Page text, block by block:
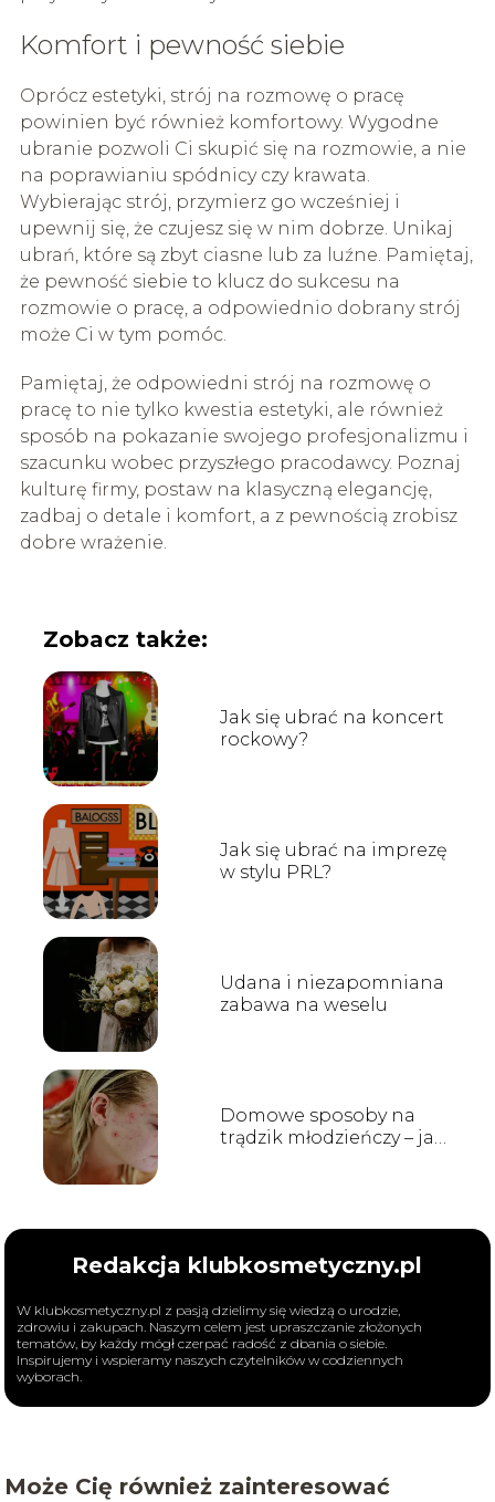
Komfort i pewność siebie
Oprócz estetyki, strój na rozmowę o pracę
powinien być również komfortowy. Wygodne
ubranie pozwoli Ci skupić się na rozmowie, a nie
na poprawianiu spódnicy czy krawata.
Wybierając strój, przymierz go wcześniej i
upewnij się, że czujesz się w nim dobrze. Unikaj
ubrań, które są zbyt ciasne lub za luźne. Pamiętaj,
że pewność siebie to klucz do sukcesu na
rozmowie o pracę, a odpowiednio dobrany strój
może Ci w tym pomóc.
Pamiętaj, że odpowiedni strój na rozmowę o
pracę to nie tylko kwestia estetyki, ale również
sposób na pokazanie swojego profesjonalizmu i
szacunku wobec przyszłego pracodawcy. Poznaj
kulturę firmy, postaw na klasyczną elegancję,
zadbaj o detale i komfort, a z pewnością zrobisz
dobre wrażenie.
Zobacz także:
Jak się ubrać na koncert
rockowy?
Jak się ubrać na imprezę
w stylu PRL?
Udana i niezapomniana
zabawa na weselu
Domowe sposoby na
trądzik młodzieńczy – jak
Redakcja klubkosmetyczny.pl
W klubkosmetyczny.pl z pasją dzielimy się wiedzą o urodzie,
zdrowiu i zakupach. Naszym celem jest upraszczanie złożonych
tematów, by każdy mógł czerpać radość z dbania o siebie.
Inspirujemy i wspieramy naszych czytelników w codziennych
wyborach.
Może Cię również zainteresować